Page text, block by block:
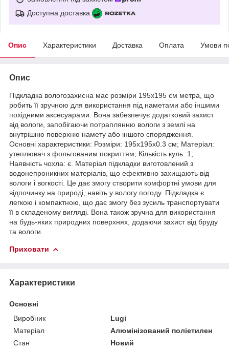
Доступна доставка
Опис Характеристики Доставка Оплата Умови
Опис
Підкладка вологозахисна має розміри 195х195 см метра, що
робить її зручною для використання під наметами або іншими
похідними аксесуарами. Вона забезпечує додатковий захист
від вологи, запобігаючи потраплянню вологи з землі на
внутрішню поверхню намету або іншого спорядження.
Основні характеристики: Розміри: 195х195х0.3 см; Матеріал:
утеплювач з фольгованим покриттям; Кількість куль: 1;
Наявність чохла: є. Матеріал підкладки виготовлений з
водонепроникних матеріалів, що ефективно захищають від
вологи і вогкості. Це дає змогу створити комфортні умови для
відпочинку на природі, навіть у вологу погоду. Підкладка є
легкою і компактною, що дає змогу без зусиль транспортувати
її в складеному вигляді. Вона також зручна для використання
на будь-яких природних поверхнях, додаючи захист від бруду
та вологи.
Приховати
Характеристики
Основні
Виробник
Lugi
Матеріал
Алюмінізований поліетилен
Стан
Новий